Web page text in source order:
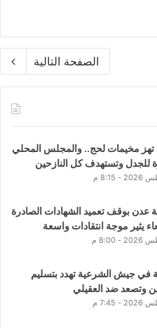
الصفحة التالية
مخيمات لحج.. والمجلس المحلي
للجدل وتستهدف كل النازحين
بوقف تعميد الشهادات الصادرة
يثير موجة انتقادات واسعة
في جيش الشرعية تهدد بتسليم
وتصعد ضد العقيلي